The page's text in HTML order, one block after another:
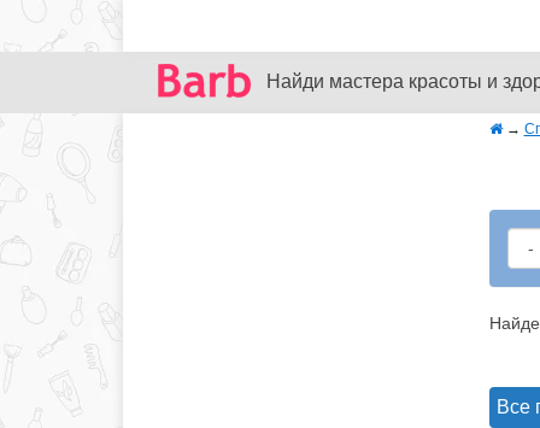
Найди мастера красоты и
→
Все